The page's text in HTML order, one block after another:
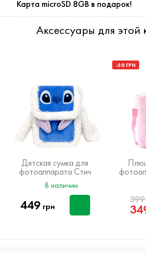
Карта microSD 8GB в подарок!
Аксессуары для этой
Детская сумка для
фотоаппарата Стич
В наличии
449 грн
-50 ГРН
399